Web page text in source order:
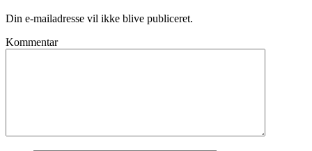
Din e-mailadresse vil ikke blive publiceret.
Kommentar